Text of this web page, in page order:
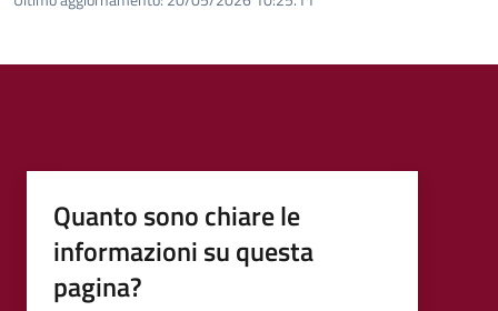
Quanto sono chiare le
informazioni su questa
pagina?